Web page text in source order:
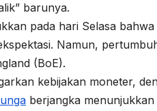
barunya.
pada hari Selasa
Namun,
(BoE).
kebijakan moneter,
berjangka